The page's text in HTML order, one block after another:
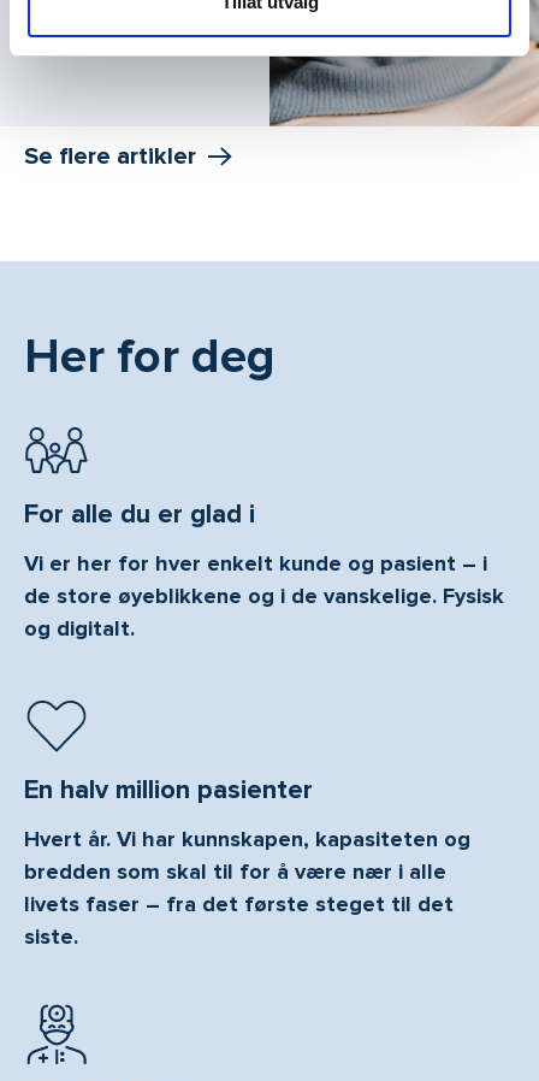
Se flere artikler
Her for deg
For alle du er glad i
Vi er her for hver enkelt kunde og pasient – i
de store øyeblikkene og i de vanskelige. Fysisk
og digitalt.
En halv million pasienter
Hvert år. Vi har kunnskapen, kapasiteten og
bredden som skal til for å være nær i alle
livets faser – fra det første steget til det
siste.